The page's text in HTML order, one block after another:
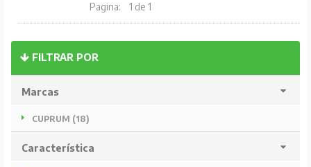
FILTRAR POR
Marcas
CUPRUM (18)
Característica
Pagina: 1 de 1